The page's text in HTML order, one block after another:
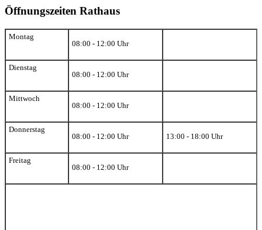
Öffnungszeiten Rathaus
Montag
08:00 - 12:00 Uhr
Dienstag
08:00 - 12:00 Uhr
Mittwoch
08:00 - 12:00 Uhr
Donnerstag
08:00 - 12:00 Uhr
13:00 - 18:00 Uhr
Freitag
08:00 - 12:00 Uhr